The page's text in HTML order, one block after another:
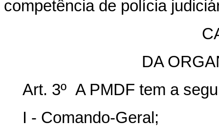
competência de polícia
DA
Art. 3º A PMDF tem a
I - Comando-Geral;